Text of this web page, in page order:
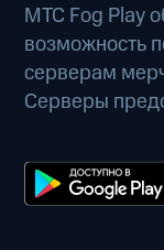
МТС Fog Play
возможность
серверам
Серверы